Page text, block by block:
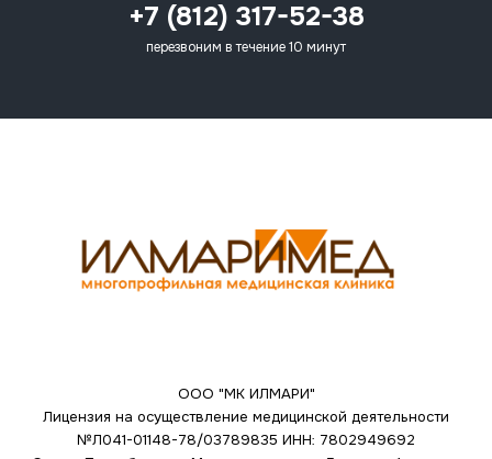
+7 (812) 317-52-38
перезвоним в течение 10 минут
ООО "МК ИЛМАРИ"
Лицензия на осуществление медицинской деятельности
№Л041-01148-78/03789835 ИНН: 7802949692